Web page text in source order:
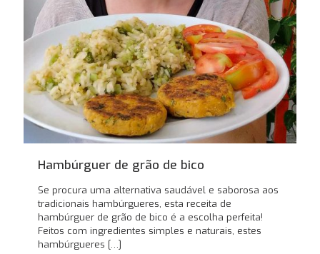
Hambúrguer de grão de bico
Se procura uma alternativa saudável e saborosa aos
tradicionais hambúrgueres, esta receita de
hambúrguer de grão de bico é a escolha perfeita!
Feitos com ingredientes simples e naturais, estes
hambúrgueres […]